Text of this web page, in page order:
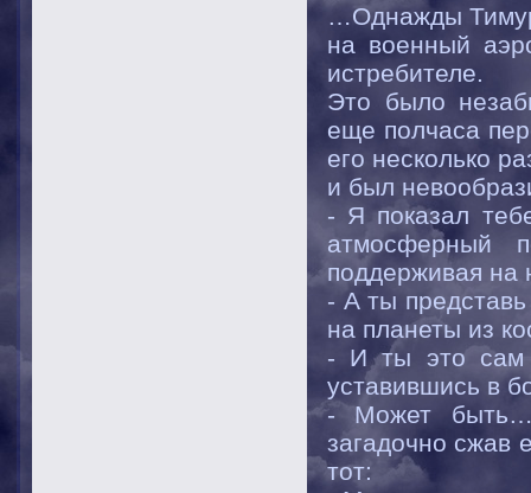
…Однажды
на военный
истребителе.
Это было
еще полчаса
его несколько
и был
- Я показал
атмосферный
поддерживая на
- А ты представь
на планеты из
- И ты это сам
уставившись в
- Может быть…
загадочно сжав
тот: